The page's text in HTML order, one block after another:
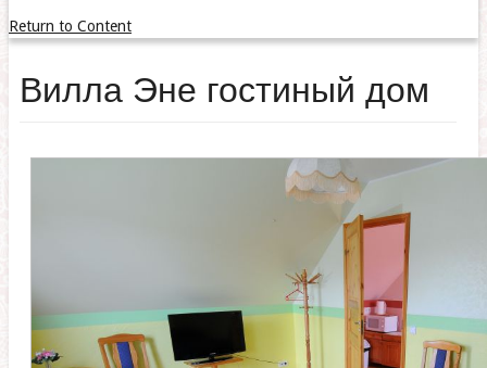
Return to Content
Вилла Эне гостиный дом